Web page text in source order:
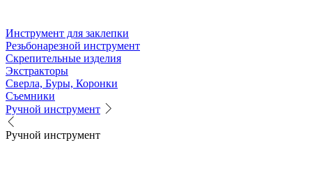
Инструмент для заклепки
Резьбонарезной инструмент
Скрепительные изделия
Экстракторы
Сверла, Буры, Коронки
Съемники
Ручной инструмент
Ручной инструмент